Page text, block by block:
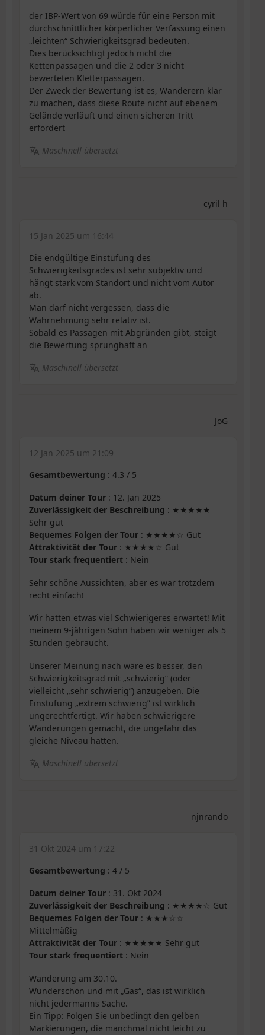
der IBP-Wert von 69 würde für eine Person mit
durchschnittlicher körperlicher Verfassung einen
„leichten“ Schwierigkeitsgrad bedeuten.
Dies berücksichtigt jedoch nicht die
Kettenpassagen und die 2 oder 3 nicht
bewerteten Kletterpassagen.
Der Zweck der Bewertung ist es, Wanderern klar
zu machen, dass diese Route nicht auf ebenem
Gelände verläuft und einen sicheren Tritt
erfordert
Maschinell übersetzt
cyril h
15 Jan 2025 um 16:44
Die endgültige Einstufung des
Schwierigkeitsgrades ist sehr subjektiv und
hängt stark vom Standort und nicht vom Autor
ab.
Man darf nicht vergessen, dass die
Wahrnehmung sehr relativ ist.
Sobald es Passagen mit Abgründen gibt, steigt
die Bewertung sprunghaft an
Maschinell übersetzt
JoG
12 Jan 2025 um 21:09
Gesamtbewertung : 4.3 / 5
Datum deiner Tour : 12. Jan 2025
Zuverlässigkeit der Beschreibung : ★★★★★
Sehr gut
Bequemes Folgen der Tour : ★★★★☆ Gut
Attraktivität der Tour : ★★★★☆ Gut
Tour stark frequentiert : Nein
Sehr schöne Aussichten, aber es war trotzdem
recht einfach!
Wir hatten etwas viel Schwierigeres erwartet! Mit
meinem 9-jährigen Sohn haben wir weniger als 5
Stunden gebraucht.
Unserer Meinung nach wäre es besser, den
Schwierigkeitsgrad mit „schwierig” (oder
vielleicht „sehr schwierig”) anzugeben. Die
Einstufung „extrem schwierig” ist wirklich
ungerechtfertigt. Wir haben schwierigere
Wanderungen gemacht, die ungefähr das
gleiche Niveau hatten.
Maschinell übersetzt
njnrando
31 Okt 2024 um 17:22
Gesamtbewertung : 4 / 5
Datum deiner Tour : 31. Okt 2024
Zuverlässigkeit der Beschreibung : ★★★★☆ Gut
Bequemes Folgen der Tour : ★★★☆☆
Mittelmäßig
Attraktivität der Tour : ★★★★★ Sehr gut
Tour stark frequentiert : Nein
Wanderung am 30.10.
Wunderschön und mit „Gas“, das ist wirklich
nicht jedermanns Sache.
Ein Tipp: Folgen Sie unbedingt den gelben
Markierungen, die manchmal nicht leicht zu